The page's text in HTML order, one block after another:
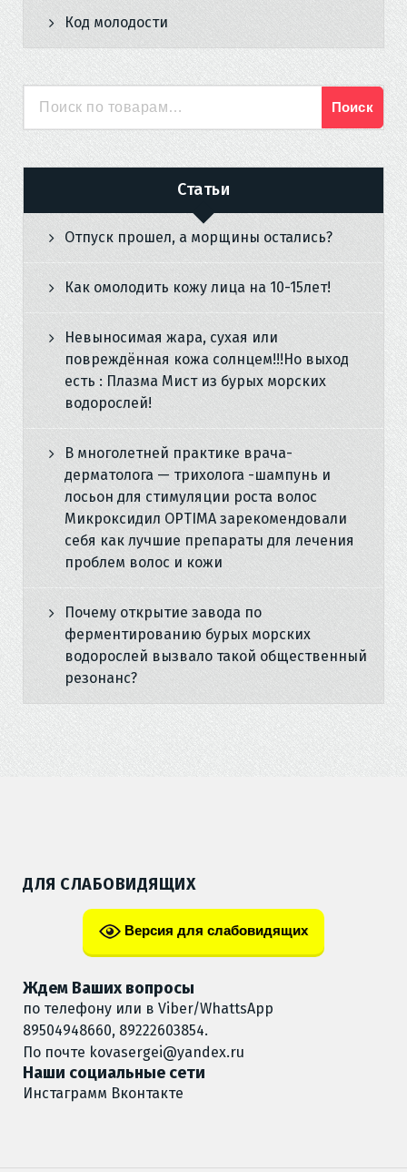
Код молодости
Поиск
Статьи
Отпуск прошел, а морщины остались?
Как омолодить кожу лица на 10-15лет!
Невыносимая жара, сухая или
повреждённая кожа солнцем!!!Но выход
есть : Плазма Мист из бурых морских
водорослей!
В многолетней практике врача-
дерматолога — трихолога -шампунь и
лосьон для стимуляции роста волос
Микроксидил OPTIMA зарекомендовали
себя как лучшие препараты для лечения
проблем волос и кожи
Почему открытие завода по
ферментированию бурых морских
водорослей вызвало такой общественный
резонанс?
ДЛЯ СЛАБОВИДЯЩИХ
Версия для слабовидящих
Ждем Ваших вопросы
по телефону или в Viber/WhattsApp
89504948660, 89222603854.
По почте kovasergei@yandex.ru
Наши социальные сети
Инстаграмм Вконтакте